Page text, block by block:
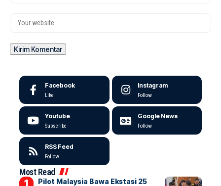
Facebook
Like
Instagram
Follow
Youtube
Subscribe
Google News
Follow
RSS Feed
Follow
Most Read
Pilot Malaysia Bawa Ekstasi 25